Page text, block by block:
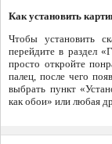
Как установить
Чтобы установить
перейдите в раздел
просто откройте
палец, после чего
выбрать пункт
как обои» или любая